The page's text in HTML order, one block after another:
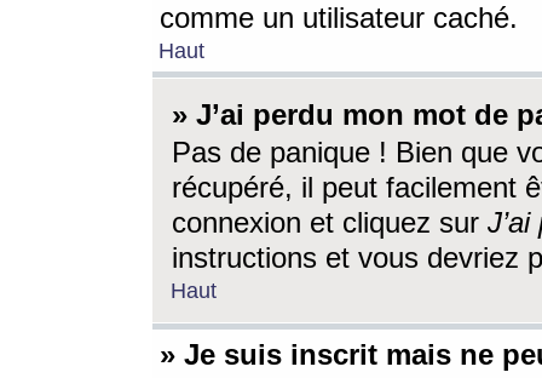
comme un utilisateur caché.
Haut
» J’ai perdu mon mot de
Pas de panique ! Bien que
récupéré, il peut facilement
connexion et cliquez sur
instructions et vous devriez
Haut
» Je suis inscrit mais ne